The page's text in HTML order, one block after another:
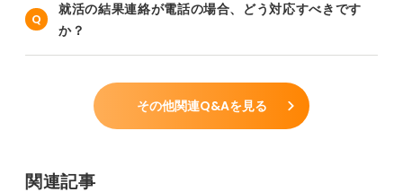
就活の結果連絡が電話の場合、どう対応すべきです
か？
その他関連Q&Aを見る
関連記事